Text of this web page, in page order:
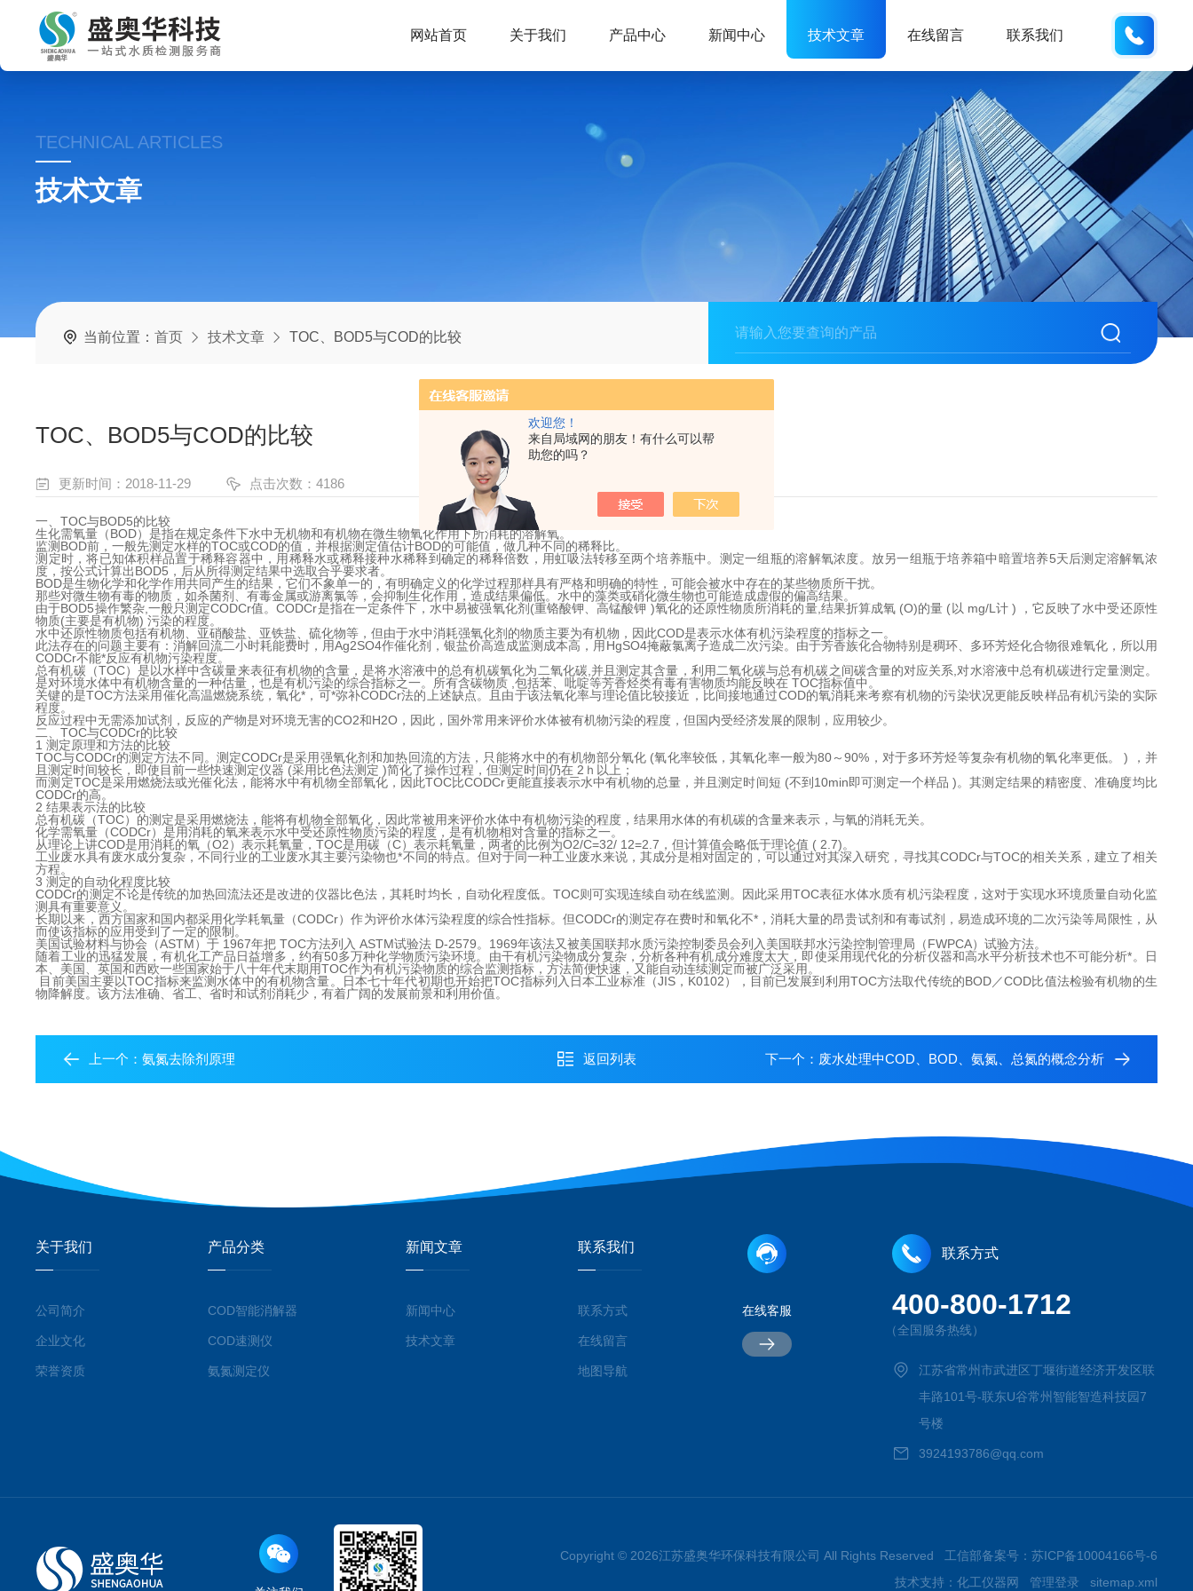
欢迎您！
来自局域网的朋友！有什么可以帮
助您的吗？
网站首页 关于我们 产品中心 新闻中心 技术文章 在线留言 联系我们
TECHNICAL ARTICLES
技术文章
当前位置：首页 技术文章 TOC、BOD5与COD的比较
TOC、BOD5与COD的比较
更新时间：2018-11-29 点击次数：4186
一、TOC与BOD5的比较
生化需氧量（BOD）是指在规定条件下水中无机物和有机物在微生物氧化作用下所消耗的溶解氧。
监测BOD前，一般先测定水样的TOC或COD的值，并根据测定值估计BOD的可能值，做几种不同的稀释比。
测定时，将已知体积样品置于稀释容器中，用稀释水或稀释接种水稀释到确定的稀释倍数，用虹吸法转移至两个培养瓶中。测定一组瓶的溶解氧浓度。放另一组瓶于培养箱中暗置培养5天后测定溶解氧浓
度，按公式计算出BOD5，后从所得测定结果中选取合乎要求者。
BOD是生物化学和化学作用共同产生的结果，它们不象单一的，有明确定义的化学过程那样具有严格和明确的特性，可能会被水中存在的某些物质所干扰。
那些对微生物有毒的物质，如杀菌剂、有毒金属或游离氯等，会抑制生化作用，造成结果偏低。水中的藻类或硝化微生物也可能造成虚假的偏高结果。
由于BOD5操作繁杂,一般只测定CODCr值。CODCr是指在一定条件下，水中易被强氧化剂(重铬酸钾、高锰酸钾 )氧化的还原性物质所消耗的量,结果折算成氧 (O)的量 (以 mg/L计 ) ，它反映了水中受还原性
物质(主要是有机物) 污染的程度。
水中还原性物质包括有机物、亚硝酸盐、亚铁盐、硫化物等，但由于水中消耗强氧化剂的物质主要为有机物，因此COD是表示水体有机污染程度的指标之一。
此法存在的问题主要有：消解回流二小时耗能费时，用Ag2SO4作催化剂，银盐价高造成监测成本高，用HgSO4掩蔽氯离子造成二次污染。由于芳香族化合物特别是稠环、多环芳烃化合物很难氧化，所以用
CODCr不能*反应有机物污染程度。
总有机碳（TOC）是以水样中含碳量来表征有机物的含量，是将水溶液中的总有机碳氧化为二氧化碳,并且测定其含量，利用二氧化碳与总有机碳之间碳含量的对应关系,对水溶液中总有机碳进行定量测定。
是对环境水体中有机物含量的一种估量，也是有机污染的综合指标之一。所有含碳物质 ,包括苯、吡啶等芳香烃类有毒有害物质均能反映在 TOC指标值中。
关键的是TOC方法采用催化高温燃烧系统，氧化*，可*弥补CODCr法的上述缺点。且由于该法氧化率与理论值比较接近，比间接地通过COD的氧消耗来考察有机物的污染状况更能反映样品有机污染的实际
程度。
反应过程中无需添加试剂，反应的产物是对环境无害的CO2和H2O，因此，国外常用来评价水体被有机物污染的程度，但国内受经济发展的限制，应用较少。
二、TOC与CODCr的比较
1 测定原理和方法的比较
TOC与CODCr的测定方法不同。测定CODCr是采用强氧化剂和加热回流的方法，只能将水中的有机物部分氧化 (氧化率较低，其氧化率一般为80～90%，对于多环芳烃等复杂有机物的氧化率更低。 ) ，并
且测定时间较长，即使目前一些快速测定仪器 (采用比色法测定 )简化了操作过程，但测定时间仍在 2ｈ以上；
而测定TOC是采用燃烧法或光催化法，能将水中有机物全部氧化，因此TOC比CODCr更能直接表示水中有机物的总量，并且测定时间短 (不到10min即可测定一个样品 )。其测定结果的精密度、准确度均比
CODCr的高。
2 结果表示法的比较
总有机碳（TOC）的测定是采用燃烧法，能将有机物全部氧化，因此常被用来评价水体中有机物污染的程度，结果用水体的有机碳的含量来表示，与氧的消耗无关。
化学需氧量（CODCr）是用消耗的氧来表示水中受还原性物质污染的程度，是有机物相对含量的指标之一。
从理论上讲COD是用消耗的氧（O2）表示耗氧量，TOC是用碳（C）表示耗氧量，两者的比例为O2/C=32/ 12=2.7，但计算值会略低于理论值 ( 2.7)。
工业废水具有废水成分复杂，不同行业的工业废水其主要污染物也*不同的特点。但对于同一种工业废水来说，其成分是相对固定的，可以通过对其深入研究，寻找其CODCr与TOC的相关关系，建立了相关
方程。
3 测定的自动化程度比较
CODCr的测定不论是传统的加热回流法还是改进的仪器比色法，其耗时均长，自动化程度低。TOC则可实现连续自动在线监测。因此采用TOC表征水体水质有机污染程度，这对于实现水环境质量自动化监
测具有重要意义。
长期以来，西方国家和国内都采用化学耗氧量（CODCr）作为评价水体污染程度的综合性指标。但CODCr的测定存在费时和氧化不*，消耗大量的昂贵试剂和有毒试剂，易造成环境的二次污染等局限性，从
而使该指标的应用受到了一定的限制。
美国试验材料与协会（ASTM）于 1967年把 TOC方法列入 ASTM试验法 D-2579。1969年该法又被美国联邦水质污染控制委员会列入美国联邦水污染控制管理局（FWPCA）试验方法。
随着工业的迅猛发展，有机化工产品日益增多，约有50多万种化学物质污染环境。由干有机污染物成分复杂，分析各种有机成分难度太大，即使采用现代化的分析仪器和高水平分析技术也不可能分析*。日
本、美国、英国和西欧一些国家始于八十年代末期用TOC作为有机污染物质的综合监测指标，方法简便快速，又能自动连续测定而被广泛采用。
目前美国主要以TOC指标来监测水体中的有机物含量。日本七十年代初期也开始把TOC指标列入日本工业标准（JIS，K0102），目前已发展到利用TOC方法取代传统的BOD／COD比值法检验有机物的生
物降解度。该方法准确、省工、省时和试剂消耗少，有着广阔的发展前景和利用价值。
上一个：氨氮去除剂原理 返回列表 下一个： 废水处理中COD、BOD、氨氮、总氮的概念分析
关于我们
公司简介
企业文化
荣誉资质
产品分类
COD智能消解器
COD速测仪
氨氮测定仪
新闻文章
新闻中心
技术文章
联系我们
联系方式
在线留言
地图导航
在线客服
联系方式
400-800-1712
（全国服务热线）
江苏省常州市武进区丁堰街道经济开发区联
丰路101号-联东U谷常州智能智造科技园7
号楼
3924193786@qq.com
Copyright © 2026江苏盛奥华环保科技有限公司 All Rights Reserved 工信部备案号： 苏ICP备10004166号-6
技术支持： 化工仪器网 管理登录 sitemap.xml